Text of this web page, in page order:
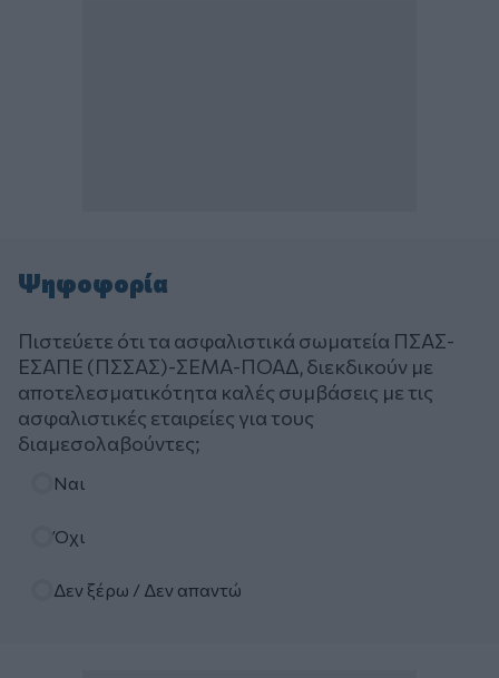
Ψηφοφορία
Πιστεύετε ότι τα ασφαλιστικά σωματεία ΠΣΑΣ-
ΕΣΑΠΕ (ΠΣΣΑΣ)-ΣΕΜΑ-ΠΟΑΔ, διεκδικούν με
αποτελεσματικότητα καλές συμβάσεις με τις
ασφαλιστικές εταιρείες για τους
διαμεσολαβούντες;
Ναι
Όχι
Δεν ξέρω / Δεν απαντώ